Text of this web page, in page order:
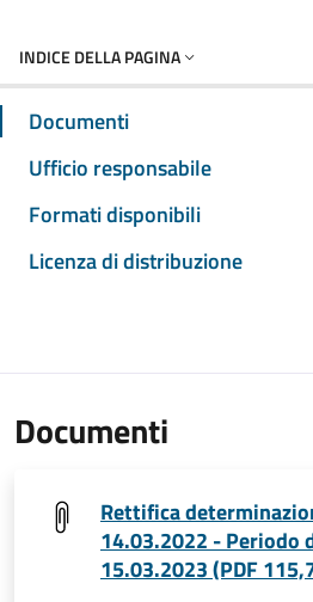
INDICE DELLA PAGINA
Documenti
Ufficio responsabile
Formati disponibili
Licenza di distribuzione
Documenti
Rettifica
14.03.2022 - Periodo
15.03.2023 (PDF